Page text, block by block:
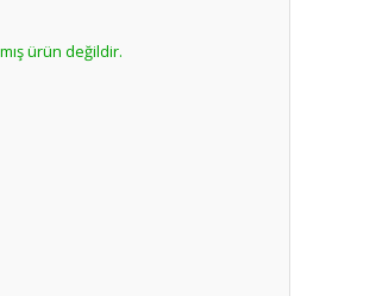
ürün değildir.